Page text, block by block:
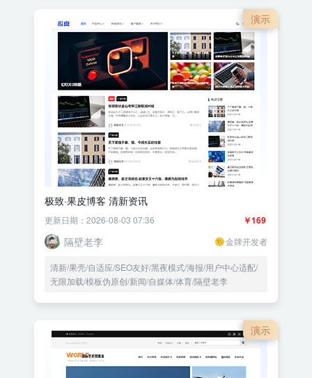
演示
极致·果皮博客 清新资讯
￥169
更新日期：2026-08-03 07:36
隔壁老李 金牌开发者
清新/果壳/自适应/SEO友好/黑夜模式/海报/用户中心适配/
无限加载/模板伪原创/新闻/自媒体/体育/隔壁老李
演示